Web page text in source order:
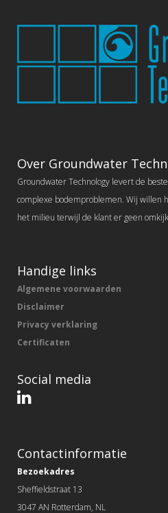
Over Groundwater
Groundwater Technology levert de
complexe bodemproblemen. Wij willen
het milieu terwijl de klant er geen
Handige links
Algemene voorwaarden
Disclaimer
Privacy verklaring
Certificaten
Social media
Contactinformatie
Bezoekadres
Sheffieldstraat 13
3047 AN Rotterdam, NL